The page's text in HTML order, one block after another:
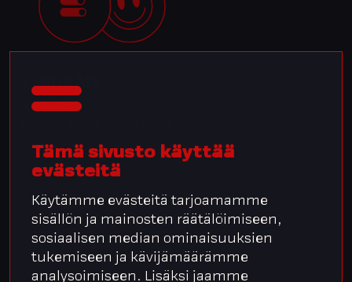
Tämä sivusto käyttää
evästeitä
Käytämme evästeitä tarjoamamme
sisällön ja mainosten räätälöimiseen,
sosiaalisen median ominaisuuksien
tukemiseen ja kävijämäärämme
analysoimiseen. Lisäksi jaamme
Visma M2
Matka- ja kululasku­ohjelma, jonka parissa et
käsittelyyn kuluva aika.